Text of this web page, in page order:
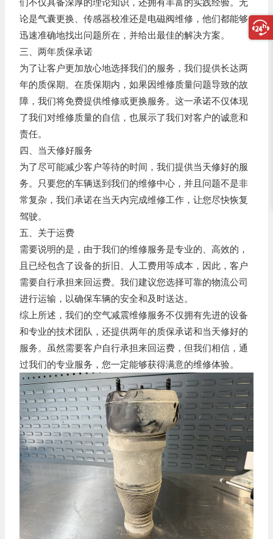
论是气囊更换、传感器校准还是电磁阀维修，他们都能够
迅速准确地找出问题所在，并给出最佳的解决方案。
三、两年质保承诺
为了让客户更加放心地选择我们的服务，我们提供长达两
年的质保期。在质保期内，如果因维修质量问题导致的故
障，我们将免费提供维修或更换服务。这一承诺不仅体现
了我们对维修质量的自信，也展示了我们对客户的诚意和
责任。
四、当天修好服务
为了尽可能减少客户等待的时间，我们提供当天修好的服
务。只要您的车辆送到我们的维修中心，并且问题不是非
常复杂，我们承诺在当天内完成维修工作，让您尽快恢复
驾驶。
五、关于运费
需要说明的是，由于我们的维修服务是专业的、高效的，
且已经包含了设备的折旧、人工费用等成本，因此，客户
需要自行承担来回运费。我们建议您选择可靠的物流公司
进行运输，以确保车辆的安全和及时送达。
综上所述，我们的空气减震维修服务不仅拥有先进的设备
和专业的技术团队，还提供两年的质保承诺和当天修好的
服务。虽然需要客户自行承担来回运费，但我们相信，通
过我们的专业服务，您一定能够获得满意的维修体验。